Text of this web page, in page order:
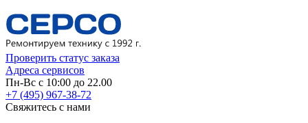
Проверить статус заказа
Адреса сервисов
Пн-Вс с 10:00 до 22.00
+7 (495) 967-38-72
Свяжитесь с нами